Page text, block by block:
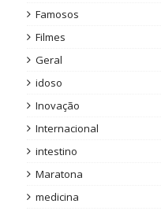
Famosos
Filmes
Geral
idoso
Inovação
Internacional
intestino
Maratona
medicina